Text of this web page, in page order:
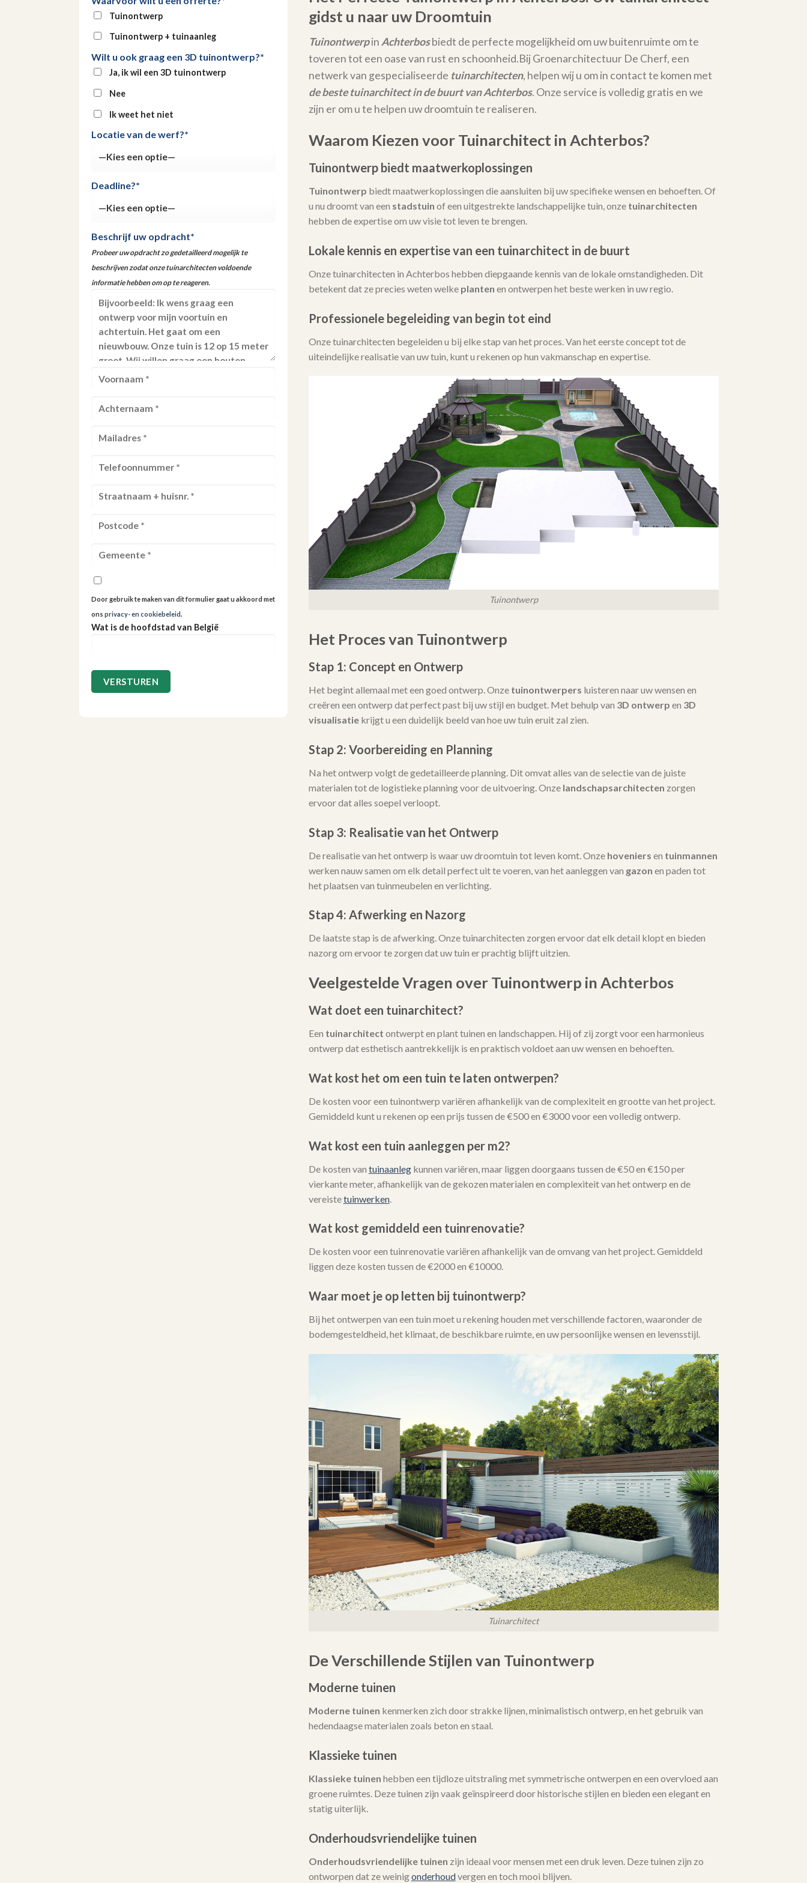
Tuinontwerp
Tuinontwerp + tuinaanleg
Wilt u ook graag een 3D tuinontwerp?*
Ja, ik wil een 3D tuinontwerp
Nee
Ik weet het niet
Locatie van de werf?*
Deadline?*
Beschrijf uw opdracht*
Probeer uw opdracht zo gedetailleerd mogelijk te
beschrijven zodat onze tuinarchitecten voldoende
informatie hebben om op te reageren.
Door gebruik te maken van dit formulier gaat u akkoord met
ons privacy- en cookiebeleid.
Wat is de hoofdstad van België
gidst u naar uw Droomtuin
TuinontwerpinAchterbosbiedt de perfecte mogelijkheid om uw buitenruimte om te
toveren tot een oase van rust en schoonheid.Bij Groenarchitectuur De Cherf, een
netwerk van gespecialiseerde tuinarchitecten, helpen wij u om in contact te komen met
de beste tuinarchitect in de buurt van Achterbos. Onze service is volledig gratis en we
zijn er om u te helpen uw droomtuin te realiseren.
Waarom Kiezen voor Tuinarchitect in Achterbos?
Tuinontwerp biedt maatwerkoplossingen
Tuinontwerp biedt maatwerkoplossingen die aansluiten bij uw specifieke wensen en behoeften. Of
u nu droomt van een stadstuin of een uitgestrekte landschappelijke tuin, onze tuinarchitecten
hebben de expertise om uw visie tot leven te brengen.
Lokale kennis en expertise van een tuinarchitect in de buurt
Onze tuinarchitecten in Achterbos hebben diepgaande kennis van de lokale omstandigheden. Dit
betekent dat ze precies weten welke planten en ontwerpen het beste werken in uw regio.
Professionele begeleiding van begin tot eind
Onze tuinarchitecten begeleiden u bij elke stap van het proces. Van het eerste concept tot de
uiteindelijke realisatie van uw tuin, kunt u rekenen op hun vakmanschap en expertise.
Tuinontwerp
Het Proces van Tuinontwerp
Stap 1: Concept en Ontwerp
Het begint allemaal met een goed ontwerp. Onze tuinontwerpers luisteren naar uw wensen en
creëren een ontwerp dat perfect past bij uw stijl en budget. Met behulp van 3D ontwerp en 3D
visualisatiekrijgt u een duidelijk beeld van hoe uw tuin eruit zal zien.
Stap 2: Voorbereiding en Planning
Na het ontwerp volgt de gedetailleerde planning. Dit omvat alles van de selectie van de juiste
materialen tot de logistieke planning voor de uitvoering. Onze landschapsarchitecten zorgen
ervoor dat alles soepel verloopt.
Stap 3: Realisatie van het Ontwerp
De realisatie van het ontwerp is waar uw droomtuin tot leven komt. Onze hoveniers en tuinmannen
werken nauw samen om elk detail perfect uit te voeren, van het aanleggen van gazon en paden tot
het plaatsen van tuinmeubelen en verlichting.
Stap 4: Afwerking en Nazorg
De laatste stap is de afwerking. Onze tuinarchitecten zorgen ervoor dat elk detail klopt en bieden
nazorg om ervoor te zorgen dat uw tuin er prachtig blijft uitzien.
Veelgestelde Vragen over Tuinontwerp in Achterbos
Wat doet een tuinarchitect?
Een tuinarchitect ontwerpt en plant tuinen en landschappen. Hij of zij zorgt voor een harmonieus
ontwerp dat esthetisch aantrekkelijk is en praktisch voldoet aan uw wensen en behoeften.
Wat kost het om een tuin te laten ontwerpen?
De kosten voor een tuinontwerp variëren afhankelijk van de complexiteit en grootte van het project.
Gemiddeld kunt u rekenen op een prijs tussen de €500 en €3000 voor een volledig ontwerp.
Wat kost een tuin aanleggen per m2?
De kosten van tuinaanlegkunnen variëren, maar liggen doorgaans tussen de €50 en €150 per
vierkante meter, afhankelijk van de gekozen materialen en complexiteit van het ontwerp en de
vereistetuinwerken.
Wat kost gemiddeld een tuinrenovatie?
De kosten voor een tuinrenovatie variëren afhankelijk van de omvang van het project. Gemiddeld
liggen deze kosten tussen de €2000 en €10000.
Waar moet je op letten bij tuinontwerp?
Bij het ontwerpen van een tuin moet u rekening houden met verschillende factoren, waaronder de
bodemgesteldheid, het klimaat, de beschikbare ruimte, en uw persoonlijke wensen en levensstijl.
Tuinarchitect
De Verschillende Stijlen van Tuinontwerp
Moderne tuinen
Moderne tuinen kenmerken zich door strakke lijnen, minimalistisch ontwerp, en het gebruik van
hedendaagse materialen zoals beton en staal.
Klassieke tuinen
Klassieke tuinen hebben een tijdloze uitstraling met symmetrische ontwerpen en een overvloed aan
groene ruimtes. Deze tuinen zijn vaak geïnspireerd door historische stijlen en bieden een elegant en
statig uiterlijk.
Onderhoudsvriendelijke tuinen
Onderhoudsvriendelijke tuinen zijn ideaal voor mensen met een druk leven. Deze tuinen zijn zo
ontworpen dat ze weinigonderhoudvergen en toch mooi blijven.